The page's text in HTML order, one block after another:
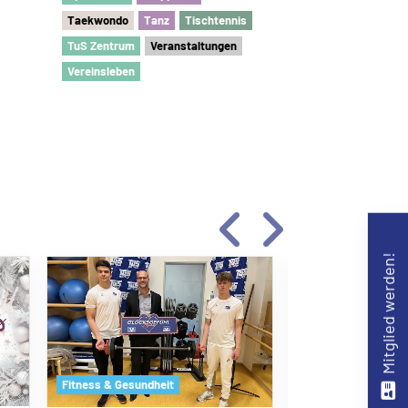
Taekwondo
Tanz
Tischtennis
TuS Zentrum
Veranstaltungen
Vereinsleben
Fitness & Gesundheit Fitness &
Mitglied werden!